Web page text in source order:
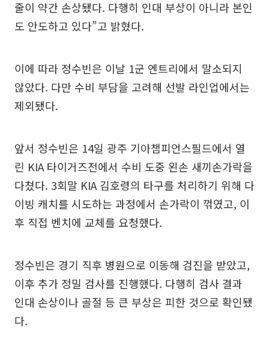
줄이 약간 손상됐다. 다행히 인대 부상이 아니라 본인
도 안도하고 있다”고 밝혔다.
이에 따라 정수빈은 이날 1군 엔트리에서 말소되지
않았다. 다만 수비 부담을 고려해 선발 라인업에서는
제외됐다.
앞서 정수빈은 14일 광주 기아챔피언스필드에서 열
린 KIA 타이거즈전에서 수비 도중 왼손 새끼손가락을
다쳤다. 3회말 KIA 김호령의 타구를 처리하기 위해 다
이빙 캐치를 시도하는 과정에서 손가락이 꺾였고, 이
후 직접 벤치에 교체를 요청했다.
정수빈은 경기 직후 병원으로 이동해 검진을 받았고,
이후 추가 정밀 검사를 진행했다. 다행히 검사 결과
인대 손상이나 골절 등 큰 부상은 피한 것으로 확인됐
다.